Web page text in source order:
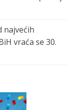
najvećih
vraća se 30.